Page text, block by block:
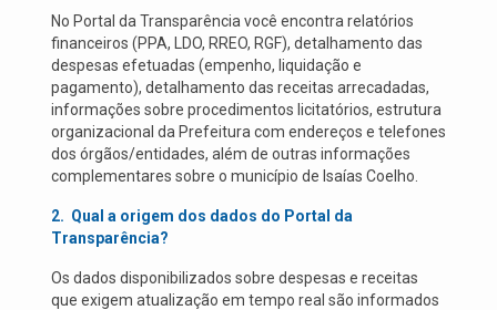
No Portal da Transparência você encontra relatórios
financeiros (PPA, LDO, RREO, RGF), detalhamento das
despesas efetuadas (empenho, liquidação e
pagamento), detalhamento das receitas arrecadadas,
informações sobre procedimentos licitatórios, estrutura
organizacional da Prefeitura com endereços e telefones
dos órgãos/entidades, além de outras informações
complementares sobre o município de Isaías Coelho.
2. Qual a origem dos dados do Portal da
Transparência?
Os dados disponibilizados sobre despesas e receitas
que exigem atualização em tempo real são informados